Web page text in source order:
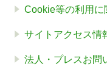
Cookie等の利用に
サイトアクセス情
法人・プレスお問